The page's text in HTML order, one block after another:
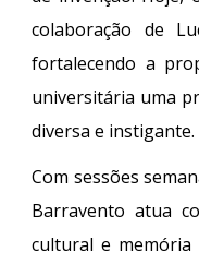
colaboração de
fortalecendo a
universitária uma
diversa e instigante.
Com sessões
Barravento atua
cultural e memória